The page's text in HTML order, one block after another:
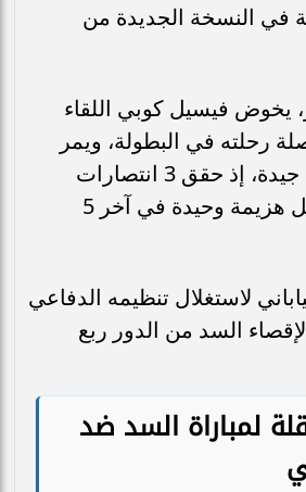
في النسخة الجديدة من
يخوض فيسيل كوبي اللقاء
رحلته في البطولة، ويمر
الفريق بفترة فنية جيدة، إذ حقق 3 انتصارات
وتعادلاً واحداً مقابل هزيمة وحيدة في آخر 5
لاستغلال تنظيمه الدفاعي
السد من الدور ربع
لمباراة السد ضد